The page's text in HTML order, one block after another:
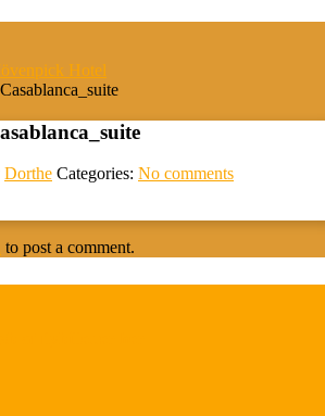
Hotel
Dorthe Categories: No comments
to post a comment.